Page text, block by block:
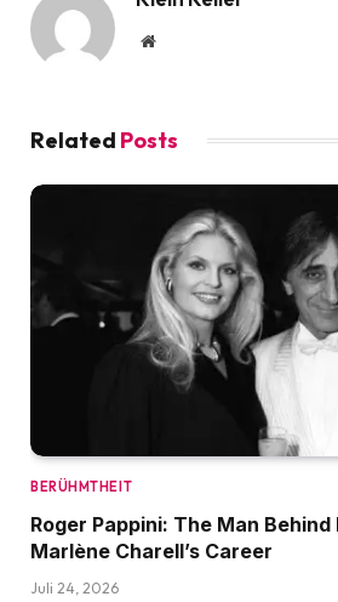
Website
Related Posts
BERÜHMTHEIT
Roger Pappini: The Man
Marlène Charell’s Career
Juli 24, 2026